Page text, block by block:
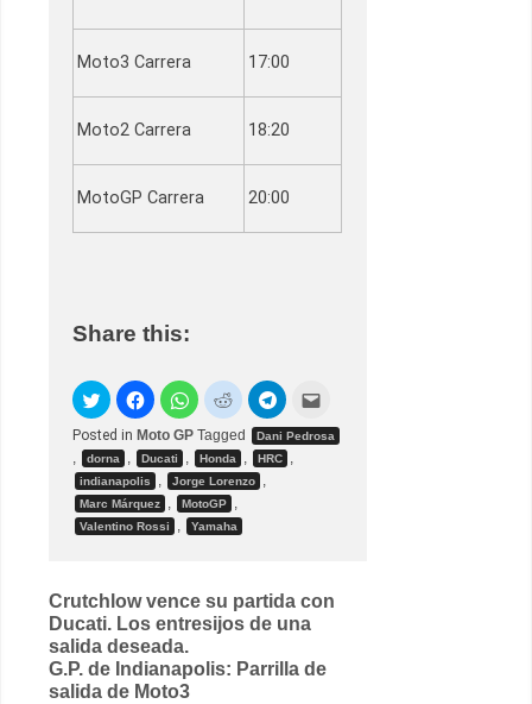
Moto3 Carrera 17:00
Moto2 Carrera 18:20
MotoGP Carrera 20:00
Share this:
Posted in Moto GP Tagged Dani Pedrosa
, dorna , Ducati , Honda , HRC ,
indianapolis , Jorge Lorenzo ,
Marc Márquez , MotoGP ,
Valentino Rossi , Yamaha
Post
navigation
Crutchlow vence su partida con
Ducati. Los entresijos de una
salida deseada.
G.P. de Indianapolis: Parrilla de
salida de Moto3